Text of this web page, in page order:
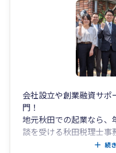
会社設立や創業融資サポ
門！
地元秋田での起業なら、
談を受ける秋田税理士事
続